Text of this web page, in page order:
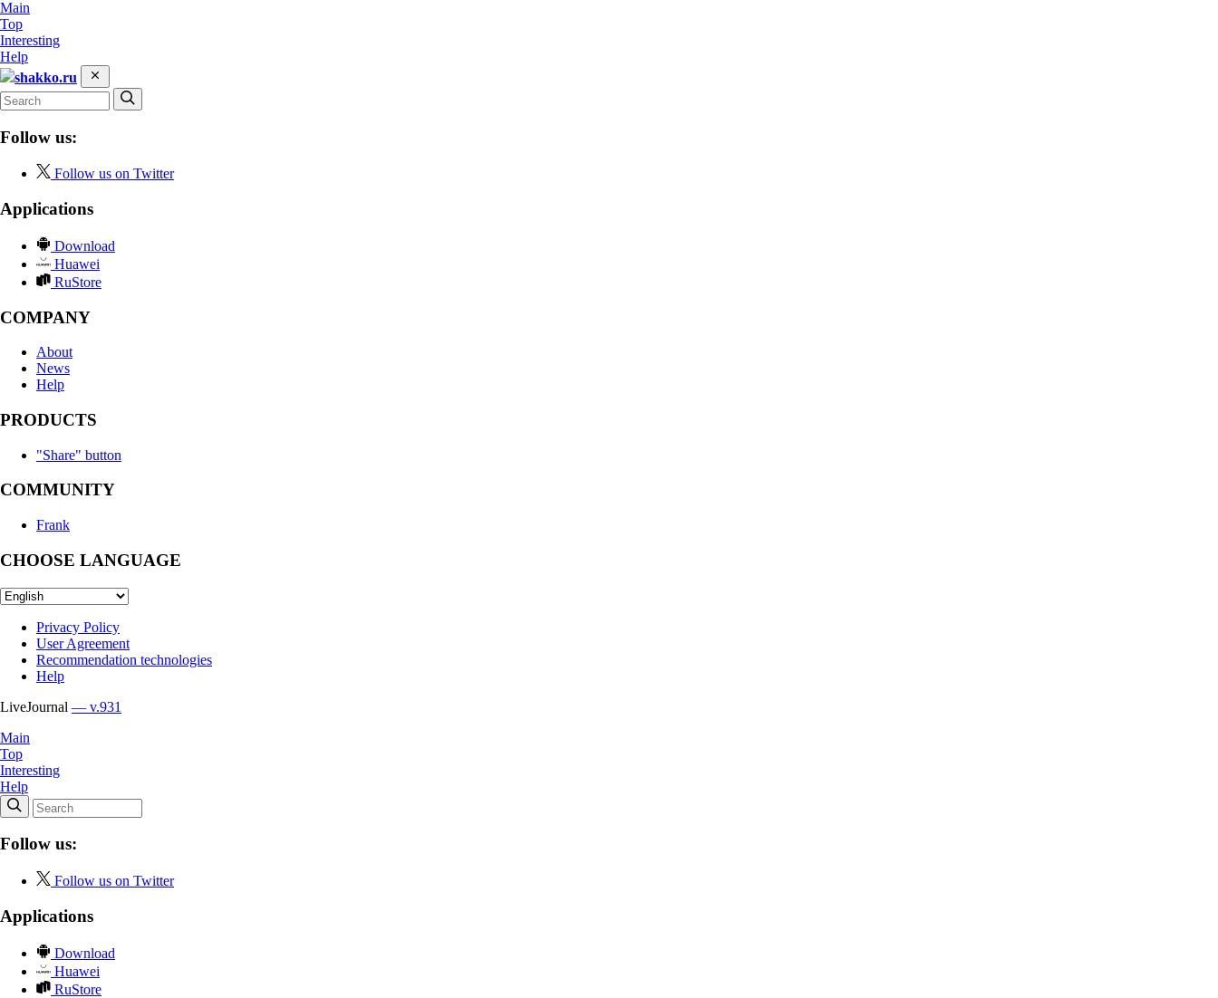
Main
Top
Interesting
Help
shakko.ru
Follow us:
Follow us on Twitter
Applications
Download
Huawei
RuStore
COMPANY
About
News
Help
PRODUCTS
"Share" button
COMMUNITY
Frank
CHOOSE LANGUAGE
Privacy Policy
User Agreement
Recommendation technologies
Help
LiveJournal — v.931
Main
Top
Interesting
Help
Follow us:
Follow us on Twitter
Applications
Download
Huawei
RuStore